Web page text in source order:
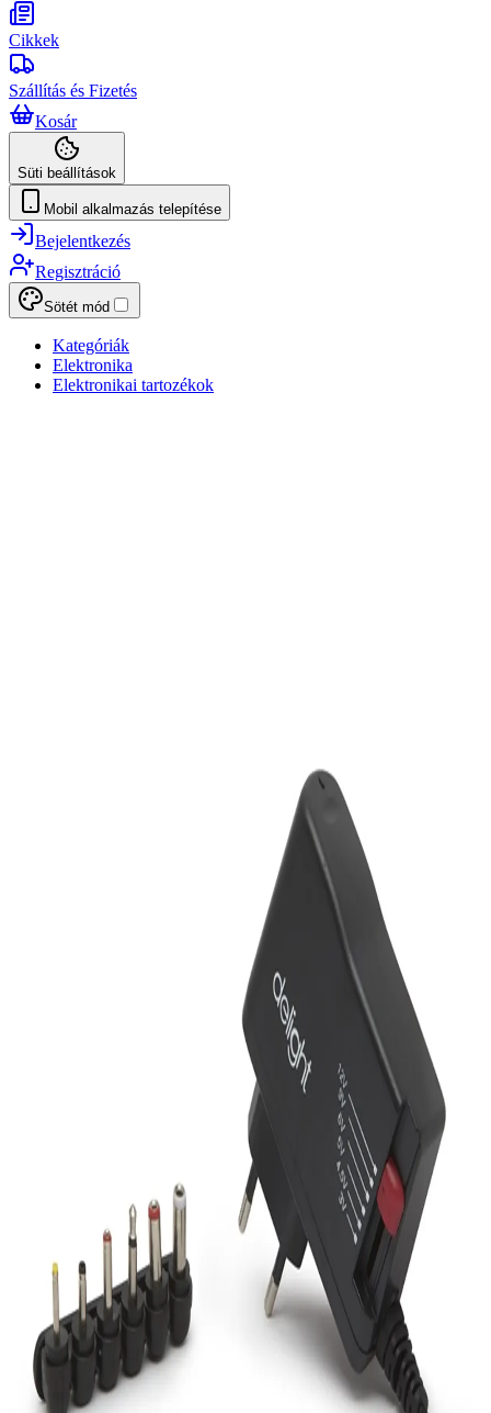
Cikkek
Szállítás és Fizetés
Kosár
Süti beállítások
Mobil alkalmazás telepítése
Bejelentkezés
Regisztráció
Sötét mód
Kategóriák
Elektronika
Elektronikai tartozékok